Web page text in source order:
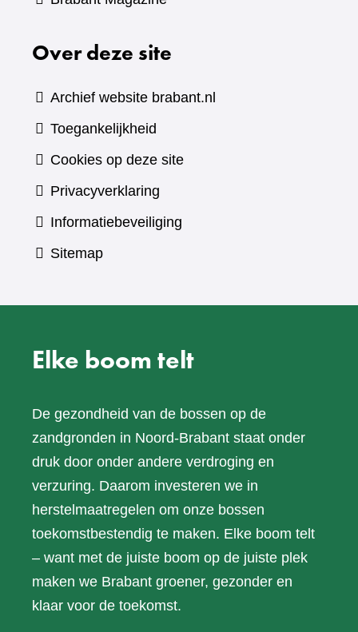
website)
Over deze site
Archief website brabant.nl
Toegankelijkheid
Cookies op deze site
Privacyverklaring
Informatiebeveiliging
Sitemap
Elke boom telt
De gezondheid van de bossen op de
zandgronden in Noord-Brabant staat onder
druk door onder andere verdroging en
verzuring. Daarom investeren we in
herstelmaatregelen om onze bossen
toekomstbestendig te maken. Elke boom telt
– want met de juiste boom op de juiste plek
maken we Brabant groener, gezonder en
klaar voor de toekomst.